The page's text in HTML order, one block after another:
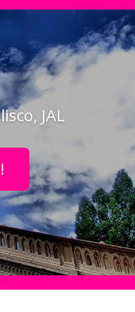
JAL